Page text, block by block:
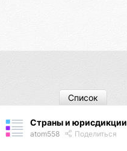
Страны и юрисдикции
atom558 Поделиться
Список